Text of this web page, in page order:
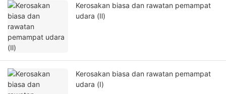
Kerosakan biasa dan rawatan pemampat
udara (Ⅱ)
Kerosakan biasa dan rawatan pemampat
udara (Ⅰ)